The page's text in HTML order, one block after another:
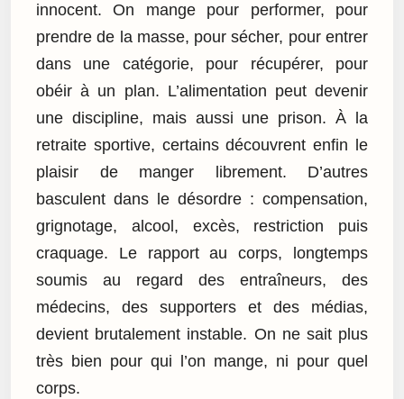
innocent. On mange pour performer, pour
prendre de la masse, pour sécher, pour entrer
dans une catégorie, pour récupérer, pour
obéir à un plan. L’alimentation peut devenir
une discipline, mais aussi une prison. À la
retraite sportive, certains découvrent enfin le
plaisir de manger librement. D’autres
basculent dans le désordre : compensation,
grignotage, alcool, excès, restriction puis
craquage. Le rapport au corps, longtemps
soumis au regard des entraîneurs, des
médecins, des supporters et des médias,
devient brutalement instable. On ne sait plus
très bien pour qui l’on mange, ni pour quel
corps.